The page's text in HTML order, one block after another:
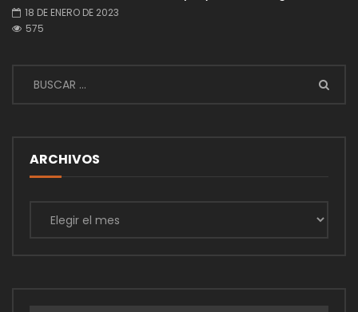
18 DE ENERO DE 2023
575
ARCHIVOS